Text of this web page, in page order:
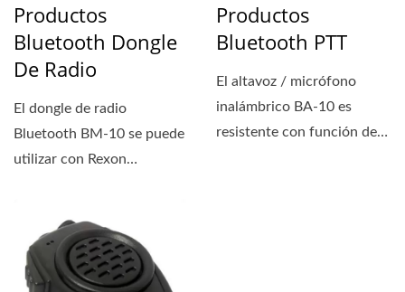
Productos
Bluetooth Dongle
De Radio
El dongle de radio
Bluetooth BM-10 se puede
utilizar con Rexon
Productos
Bluetooth PTT
El altavoz / micrófono
inalámbrico BA-10 es
resistente con función de